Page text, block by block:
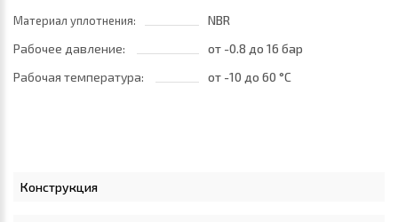
Материал уплотнения:
NBR
Рабочее давление:
от -0.8 до 16 бар
Рабочая температура:
от -10 до 60 °C
Конструкция